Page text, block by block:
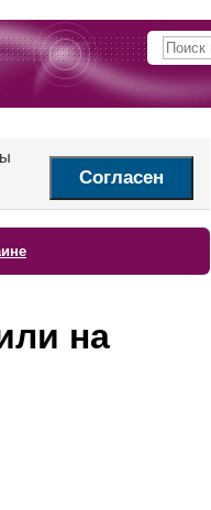
Согласен
на